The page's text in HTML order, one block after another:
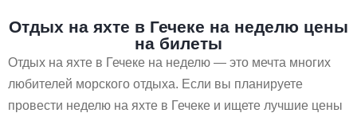
Отдых на яхте в Гечеке на неделю цены
на билеты
Отдых на яхте в Гечеке на неделю — это мечта многих
любителей морского отдыха. Если вы планируете
провести неделю на яхте в Гечеке и ищете лучшие цены